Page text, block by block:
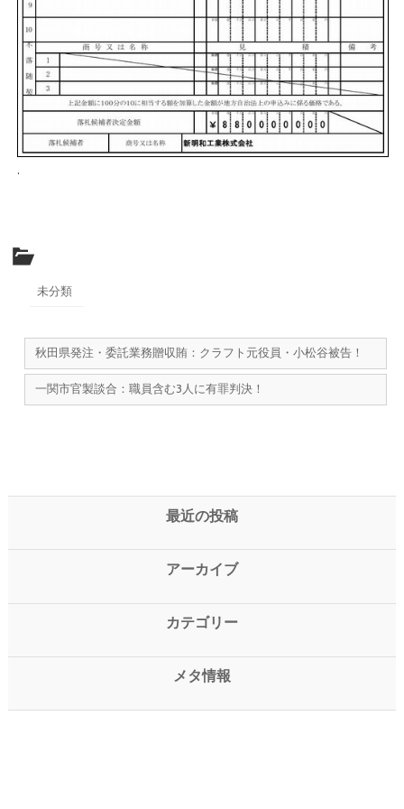
.
未分類
秋田県発注・委託業務贈収賄：クラフト元役員・小松谷被告！
一関市官製談合：職員含む3人に有罪判決！
最近の投稿
アーカイブ
カテゴリー
メタ情報